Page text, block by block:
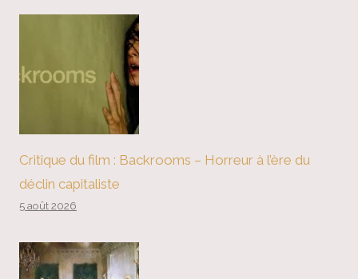
Critique du film : Backrooms – Horreur à l’ère du
déclin capitaliste
5 août 2026